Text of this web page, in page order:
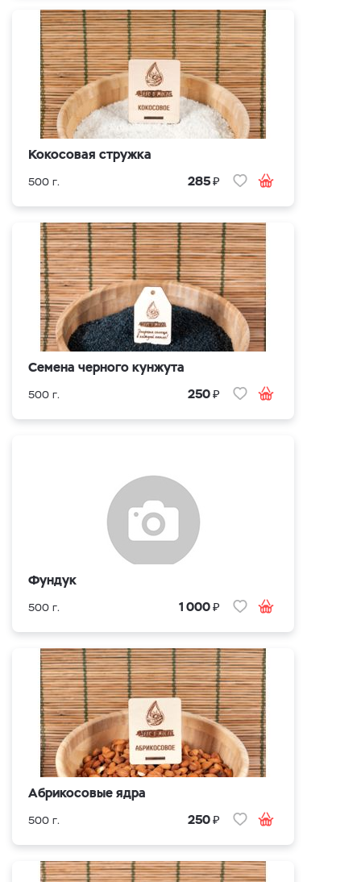
Кокосовая стружка
500 г. 285₽
Семена черного кунжута
500 г. 250₽
Фундук
500 г. 1 000₽
Абрикосовые ядра
500 г. 250₽